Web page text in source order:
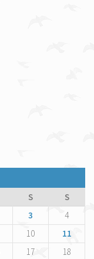
S
S
3
4
10
11
17 18